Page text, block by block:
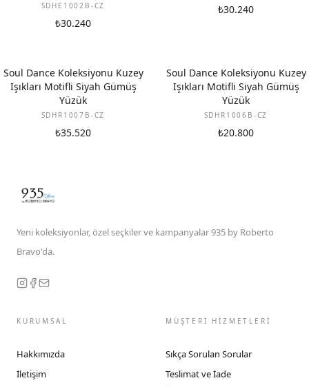
SDHE1002B-CZ
₺30.240
₺30.240
Soul Dance Koleksiyonu Kuzey
Işıkları Motifli Siyah Gümüş
Yüzük
SDHR1007B-CZ
₺35.520
Soul Dance Koleksiyonu Kuzey
Işıkları Motifli Siyah Gümüş
Yüzük
SDHR1006B-CZ
₺20.800
Yeni koleksiyonlar, özel seçkiler ve kampanyalar 935 by Roberto
Bravo'da.
KURUMSAL
Hakkımızda
İletişim
MÜŞTERİ HİZMETLERİ
Sıkça Sorulan Sorular
Teslimat ve İade